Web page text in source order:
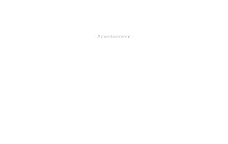
- Advertisement -